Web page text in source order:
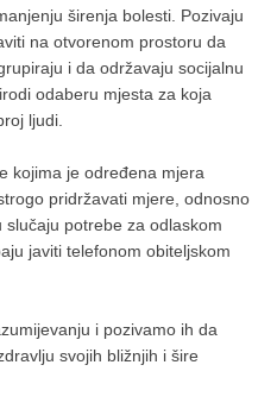
širenja bolesti. Pozivaju
na otvorenom prostoru da
i da održavaju socijalnu
odaberu mjesta za koja
ljudi.
kojima je određena mjera
pridržavati mjere, odnosno
potrebe za odlaskom
javiti telefonom obiteljskom
i pozivamo ih da
svojih bližnjih i šire